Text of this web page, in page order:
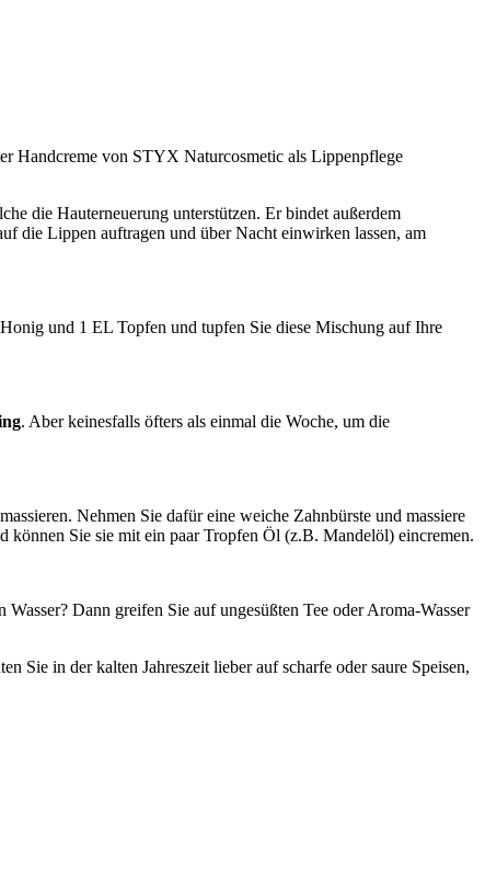
Handcreme von STYX Naturcosmetic als Lippenpflege
die Hauterneuerung unterstützen. Er bindet außerdem
die Lippen auftragen und über Nacht einwirken lassen, am
und 1 EL Topfen und tupfen Sie diese Mischung auf Ihre
. Aber keinesfalls öfters als einmal die Woche, um die
massieren. Nehmen Sie dafür eine weiche Zahnbürste und massiere
können Sie sie mit ein paar Tropfen Öl (z.B. Mandelöl) eincremen.
Dann greifen Sie auf ungesüßten Tee oder Aroma-Wasser
Sie in der kalten Jahreszeit lieber auf scharfe oder saure Speisen,